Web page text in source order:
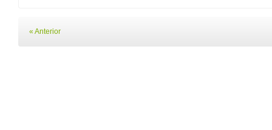
« Anterior